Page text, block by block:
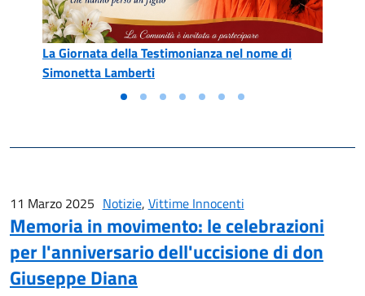
La Giornata della Testimonianza nel nome di
Simonetta Lamberti
11 Marzo 2025 Notizie, Vittime Innocenti
Memoria in movimento: le celebrazioni
per l'anniversario dell'uccisione di don
Giuseppe Diana